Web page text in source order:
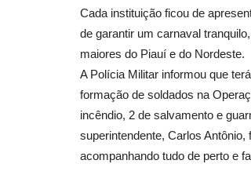
Cada instituição ficou de
de garantir um carnaval
maiores do Piauí e do Nordeste.
A Polícia Militar informou que
formação de soldados na
incêndio, 2 de salvamento e
superintendente, Carlos
acompanhando tudo de perto e